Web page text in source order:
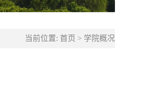
当前位置: 首页 > 学院概况